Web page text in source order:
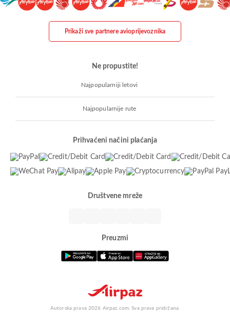
Prikaži sve partnere avioprijevoznika
Ne propustite!
Najpopularniji letovi
Najpopularnije rute
Prihvaćeni načini plaćanja
Društvene mreže
Preuzmi
Autorska prava 2026 Airpaz.com. Sva prava pridržana.